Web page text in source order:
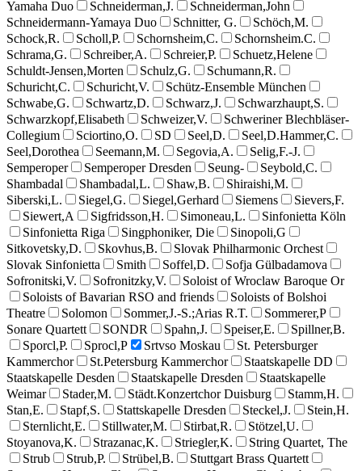
Yamaha Duo
Schneiderman,J.
Schneiderman,John
Schneidermann-Yamaya Duo
Schnitter, G.
Schöch,M.
Schock,R.
Scholl,P. Schornsheim,C.
Schornsheim.C.
Schrama,G.
Schreiber,A. Schreier,P.
Schuetz,Helene
Schuldt-Jensen,Morten
Schulz,G.
Schumann,R.
Schuricht,C.
Schuricht,V.
Schütz-Ensemble München
Schwabe,G.
Schwartz,D. Schwarz,J.
Schwarzhaupt,S.
Schwarzkopf,Elisabeth
Schweizer,V.
Schweriner Blechbläser-
Collegium
Sciortino,O. SD Seel,D.
Seel,D.Hammer,C.
Seel,Dorothea
Seemann,M. Segovia,A.
Selig,F.-J.
Semperoper
Semperoper Dresden Seung-
Seybold,C.
Shambadal
Shambadal,L. Shaw,B.
Shiraishi,M.
Siberski,L.
Siegel,G. Siegel,Gerhard Siemens
Sievers,F.
Siewert,A
Sigfridsson,H. Simoneau,L.
Sinfonietta Köln
Sinfonietta Riga
Singphoniker, Die
Sinopoli,G
Sitkovetsky,D.
Skovhus,B.
Slovak Philharmonic Orchest
Slovak Sinfonietta
Smith Soffel,D.
Sofja Gülbadamova
Sofronitski,V.
Sofronitzky,V.
Soloist of Wroclaw Baroque Or
Soloists of Bavarian RSO and friends
Soloists of Bolshoi
Theatre
Solomon Sommer,J.-S.;Arias R.T.
Sommerer,P
Sonare Quartett
SONDR Spahn,J. Speiser,E.
Spillner,B.
Sporcl,P.
Sprocl,P Srtvso Moskau
St. Petersburger
Kammerchor
St.Petersburg Kammerchor
Staatskapelle DD
Staatskapelle Desden
Staatskapelle Dresden
Staatskapelle
Weimar
Stader,M. Städt.Konzertchor Duisburg
Stamm,H.
Stan,E.
Stapf,S. Stattskapelle Dresden Steckel,J.
Stein,H.
Sternlicht,E.
Stillwater,M. Stirbat,R.
Stötzel,U.
Stoyanova,K.
Strazanac,K. Striegler,K.
String Quartet, The
Strub
Strub,P. Strübel,B.
Stuttgart Brass Quartett